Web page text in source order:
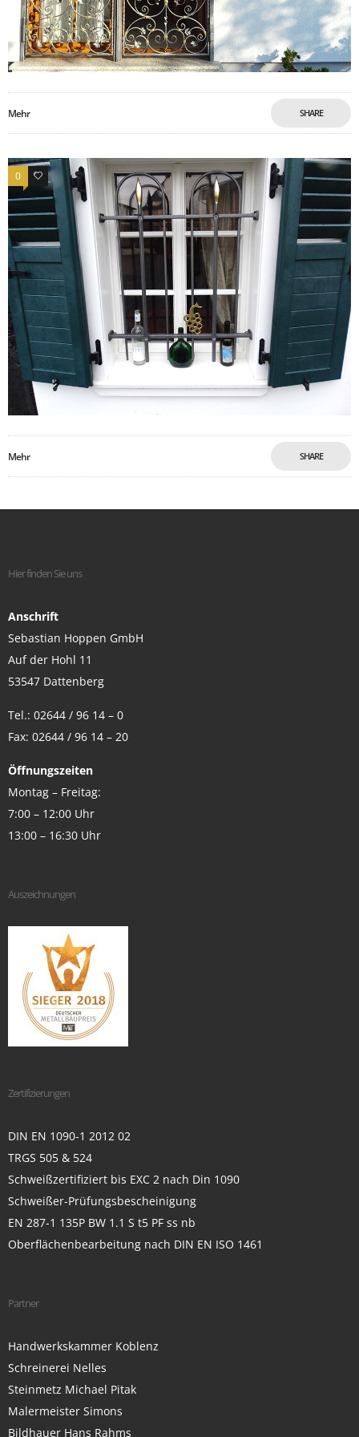
Mehr SHARE
0 0
Mehr SHARE
Hier finden Sie uns
Anschrift
Sebastian Hoppen GmbH
Auf der Hohl 11
53547 Dattenberg
Tel.: 02644 / 96 14 – 0
Fax: 02644 / 96 14 – 20
Öffnungszeiten
Montag – Freitag:
7:00 – 12:00 Uhr
13:00 – 16:30 Uhr
Auszeichnungen
Zertifizierungen
DIN EN 1090-1 2012 02
TRGS 505 & 524
Schweißzertifiziert bis EXC 2 nach Din 1090
Schweißer-Prüfungsbescheinigung
EN 287-1 135P BW 1.1 S t5 PF ss nb
Oberflächenbearbeitung nach DIN EN ISO 1461
Partner
Handwerkskammer Koblenz
Schreinerei Nelles
Steinmetz Michael Pitak
Malermeister Simons
Bildhauer Hans Rahms